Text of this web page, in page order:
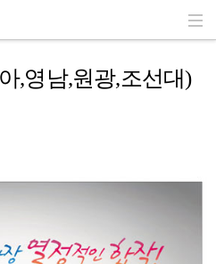
,영남,원광,조선대)